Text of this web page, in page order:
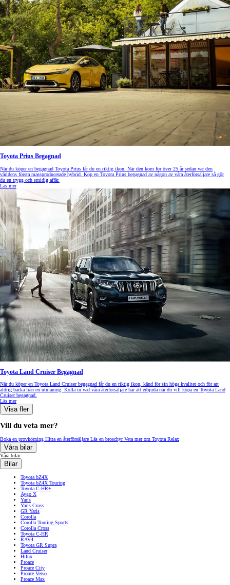
Toyota Prius Begagnad
När du köper en begagnad Toyota Prius får du en riktig ikon. När den kom för över 25 år sedan var den
världens första massproducerade hybrid. Köp en Toyota Prius begagnad av någon av våra återförsäljare så gör
du en trygg och smidig affär.
Läs mer
Toyota Land Cruiser Begagnad
När du köper en Toyota Land Cruiser begagnad får du en riktig ikon, känd för sin höga kvalitet och för att
aldrig backa från en utmaning. Kolla in vad våra återförsäljare har att erbjuda när du vill köpa en Toyota Land
Cruiser begagnad.
Läs mer
Visa fler
Vill du veta mer?
Boka en provkörning Hitta en återförsäljare Läs en broschyrVeta mer om Toyota Relax
Våra bilar
Våra bilar
Bilar
Toyota bZ4X
Toyota bZ4X Touring
Toyota C-HR+
Aygo X
Yaris
Yaris Cross
GR Yaris
Corolla
Corolla Touring Sports
Corolla Cross
Toyota C-HR
RAV4
Toyota GR Supra
Land Cruiser
Hilux
Proace
Proace City
Proace Verso
Proace Max